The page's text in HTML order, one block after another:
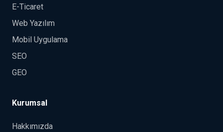
E-Ticaret
Web Yazılım
Mobil Uygulama
SEO
GEO
Kurumsal
Hakkımızda